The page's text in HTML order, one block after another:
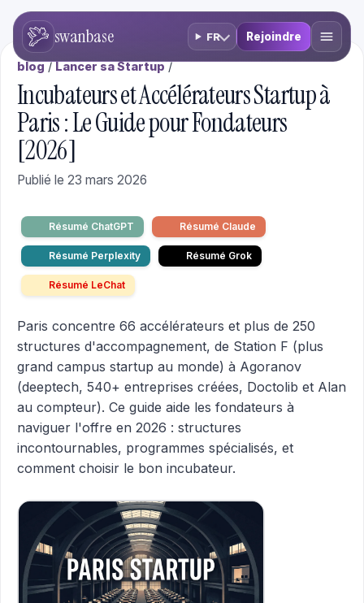
swanbase FR Rejoindre
blog / Lancer sa Startup /
Incubateurs et Accélérateurs Startup à
Paris : Le Guide pour Fondateurs
[2026]
Publié le 23 mars 2026
Résumé ChatGPT Résumé Claude
Résumé Perplexity Résumé Grok
Résumé LeChat
Paris concentre 66 accélérateurs et plus de 250
structures d'accompagnement, de Station F (plus
grand campus startup au monde) à Agoranov
(deeptech, 540+ entreprises créées, Doctolib et Alan
au compteur). Ce guide aide les fondateurs à
naviguer l'offre en 2026 : structures
incontournables, programmes spécialisés, et
comment choisir le bon incubateur.